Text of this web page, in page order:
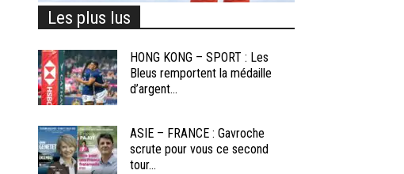
Les plus lus
HONG KONG – SPORT : Les
Bleus remportent la médaille
d’argent...
ASIE – FRANCE : Gavroche
scrute pour vous ce second
tour...